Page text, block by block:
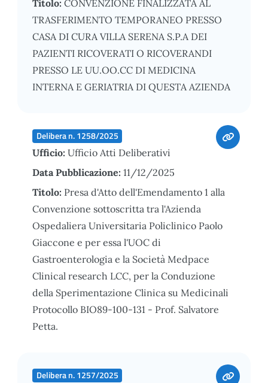
Titolo: CONVENZIONE FINALIZZATA AL
TRASFERIMENTO TEMPORANEO PRESSO
CASA DI CURA VILLA SERENA S.P.A DEI
PAZIENTI RICOVERATI O RICOVERANDI
PRESSO LE UU.OO.CC DI MEDICINA
INTERNA E GERIATRIA DI QUESTA AZIENDA
Delibera n. 1258/2025
Ufficio: Ufficio Atti Deliberativi
Data Pubblicazione: 11/12/2025
Titolo: Presa d'Atto dell'Emendamento 1 alla
Convenzione sottoscritta tra l'Azienda
Ospedaliera Universitaria Policlinico Paolo
Giaccone e per essa l'UOC di
Gastroenterologia e la Società Medpace
Clinical research LCC, per la Conduzione
della Sperimentazione Clinica su Medicinali
Protocollo BIO89-100-131 - Prof. Salvatore
Petta.
Delibera n. 1257/2025